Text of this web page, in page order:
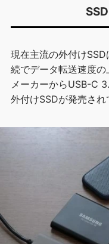
現在主流の外付け
続でデータ転送速度
メーカーからUSB-C
外付けSSDが発売され